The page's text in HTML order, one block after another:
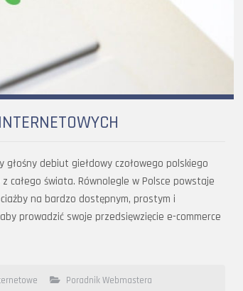
głośny debiut giełdowy czołowego polskiego
całego świata. Równolegle w Polsce powstaje
na bardzo dostępnym, prostym i
prowadzić swoje przedsięwzięcie e-commerce
Poradnik Webmastera